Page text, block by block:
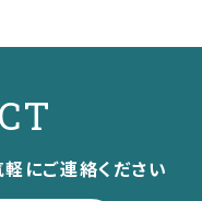
軽にご連絡ください